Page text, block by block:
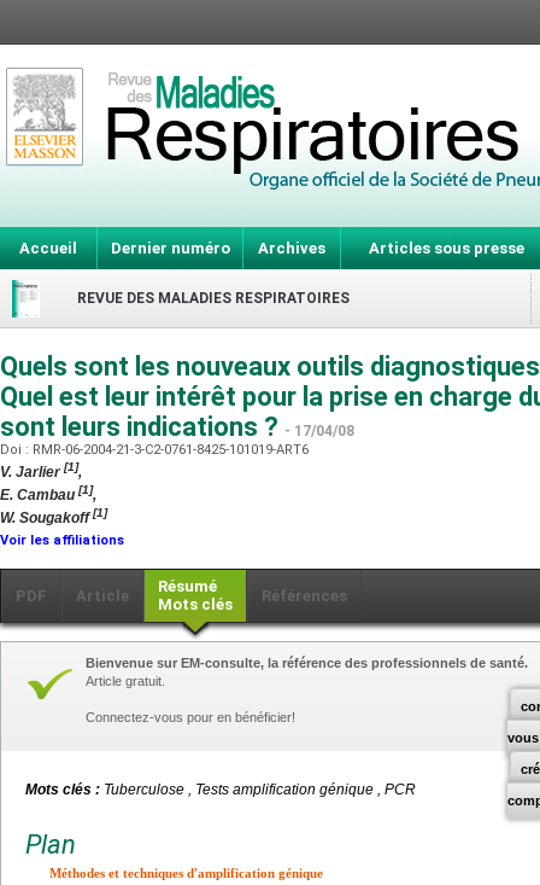
Accueil Dernier numéro Archives Articles sous presse
REVUE DES MALADIES RESPIRATOIRES
Quels sont les nouveaux outils
Quel est leur intérêt pour la prise en charge
sont leurs indications ? - 17/04/08
Doi : RMR-06-2004-21-3-C2-0761-8425-101019-ART6
V. Jarlier[1],
E. Cambau [1],
W. Sougakoff[1]
Voir les affiliations
PDF Article
Résumé
Mots clés
Références
vous
Bienvenue sur EM-consulte, la référence des professionnels de santé.
Article gratuit.
Connectez-vous pour en bénéficier!
Mots clés : Tuberculose , Tests amplification génique , PCR
Plan
Méthodes et techniques d'amplification génique